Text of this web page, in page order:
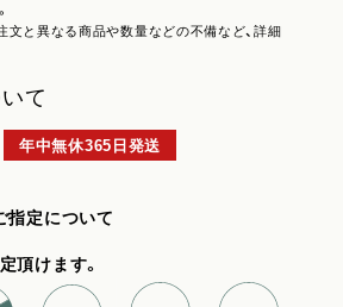
文と異なる商品や数量などの不備など、詳細
て
年中無休365日発送
指定について
頂けます。